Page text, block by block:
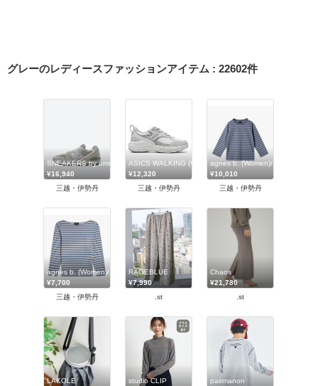
グレーのレディースファッションアイテム : 22602件
SNEAKERS by emmi (Women)/スニーカーズバイエミ
¥16,940
三越・伊勢丹
ASICS WALKING (Women)/アシックスウォーキング
¥12,320
三越・伊勢丹
agnes b. (Women)/アニエスベー
¥10,010
三越・伊勢丹
agnes b. (Women)/アニエスベー
¥7,700
三越・伊勢丹
RAGEBLUE
¥7,990
.st
Chaos
¥21,780
.st
LAKOLE
studio CLIP
pairmanon